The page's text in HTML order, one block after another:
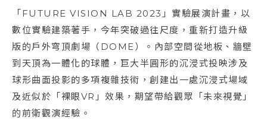
「FUTURE VISION LAB 2023」實驗展演計畫，以
數位實驗建築著手，今年突破過往尺度，重新打造升級
版的戶外穹頂劇場（DOME）。內部空間從地板、牆壁
到天頂為一體化的球體，巨大半圓形的沉浸式投映涉及
球形曲面投影的多項複雜技術，創建出一處沉浸式場域
及近似於「裸眼VR」效果，期望帶給觀眾「未來視覺」
的前衛觀演經驗。